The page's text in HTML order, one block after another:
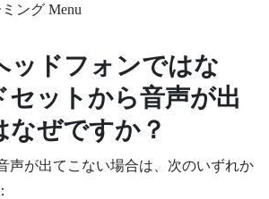
ング Menu
ッドフォンではな
セットから音声が出
なぜですか？
声が出てこない場合は、次のいずれか